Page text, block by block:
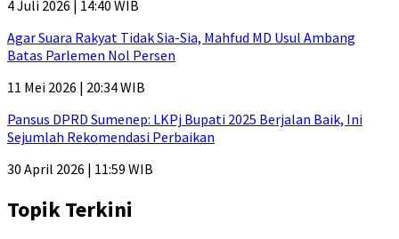
4 Juli 2026 | 14:40 WIB
Agar Suara Rakyat Tidak Sia-Sia, Mahfud MD Usul Ambang
Batas Parlemen Nol Persen
11 Mei 2026 | 20:34 WIB
Pansus DPRD Sumenep: LKPj Bupati 2025 Berjalan Baik, Ini
Sejumlah Rekomendasi Perbaikan
30 April 2026 | 11:59 WIB
Topik Terkini